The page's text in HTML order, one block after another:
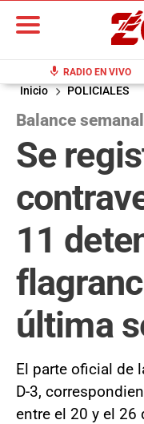
mic RADIO EN VIVO
Inicio POLICIALES
Balance
Se
11
última
El parte oficial de
D-3,
entre el 20 y el